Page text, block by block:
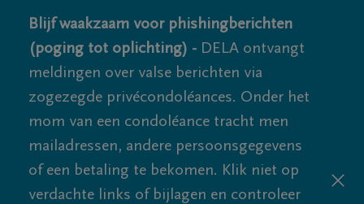
Blijf waakzaam voor phishingberichten
(poging tot oplichting) - DELA ontvangt
meldingen over valse berichten via
zogezegde privécondoléances. Onder het
mom van een condoléance tracht men
mailadressen, andere persoonsgegevens
of een betaling te bekomen. Klik niet op
verdachte links of bijlagen en controleer